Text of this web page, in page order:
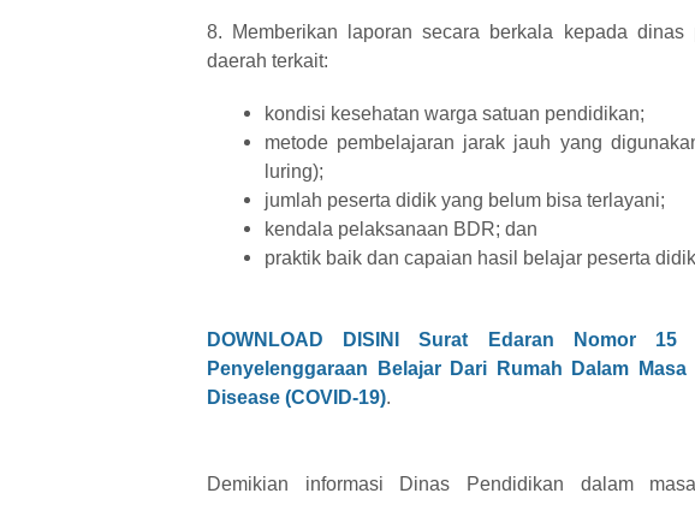
8. Memberikan laporan secara berkala kepada dinas
daerah terkait:
kondisi kesehatan warga satuan pendidikan;
metode pembelajaran jarak jauh yang
luring);
jumlah peserta didik yang belum bisa terlayani;
kendala pelaksanaan BDR; dan
praktik baik dan capaian hasil belajar peserta
DOWNLOAD DISINISurat Edaran Nomor 15
Penyelenggaraan Belajar Dari Rumah Dalam
Disease (COVID-19).
Demikian informasi Dinas Pendidikan dalam